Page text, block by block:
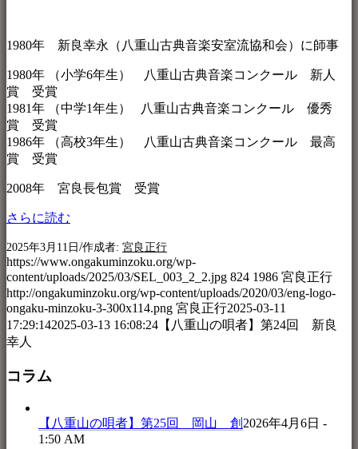
1980年 新良幸永（八重山古典音楽安室流協和会）に師事
1980年 （小学6年生） 八重山古典音楽コンクール 新人
賞 受賞
1981年 （中学1年生） 八重山古典音楽コンクール 優秀
賞 受賞
1986年 （高校3年生） 八重山古典音楽コンクール 最高
賞 受賞
2008年 宮良長包賞 受賞
さらに読む
2025年3月11日 /作成者: 宮良正行
https://www.ongakuminzoku.org/wp-
content/uploads/2025/03/SEL_003_2_2.jpg 824 1986 宮良正行
http://ongakuminzoku.org/wp-content/uploads/2020/03/eng-logo-
ongaku-minzoku-3-300x114.png 宮良正行2025-03-11
17:29:142025-03-13 16:08:24 【八重山の唄者】第24回 新良
幸人
コラム
【八重山の唄者】第25回 岡山 創2026年4月6日 -
1:50 AM